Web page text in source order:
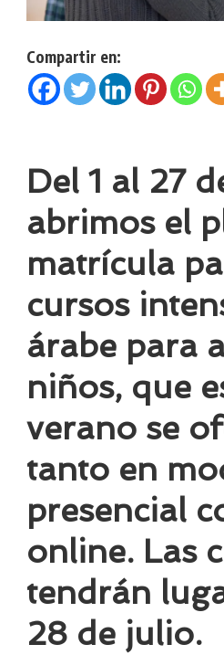
Compartir en:
Del 1 al 27
abrimos el
matrícula
cursos
árabe para
niños, que
verano se
tanto en
presencial
online. Las
tendrán
28 de julio.